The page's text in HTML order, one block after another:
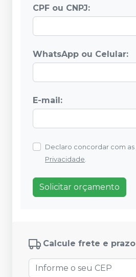
CPF ou CNPJ:
WhatsApp ou Celular:
E-mail:
Declaro concordar com as
Privacidade.
Solicitar orçamento
Calcule frete e prazo